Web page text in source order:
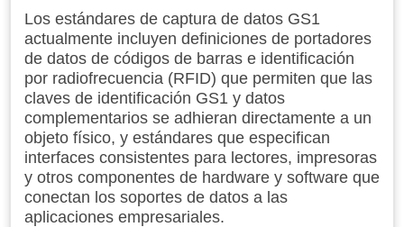
Los estándares de captura de datos GS1
actualmente incluyen definiciones de portadores
de datos de códigos de barras e identificación
por radiofrecuencia (RFID) que permiten que las
claves de identificación GS1 y datos
complementarios se adhieran directamente a un
objeto físico, y estándares que especifican
interfaces consistentes para lectores, impresoras
y otros componentes de hardware y software que
conectan los soportes de datos a las
aplicaciones empresariales.